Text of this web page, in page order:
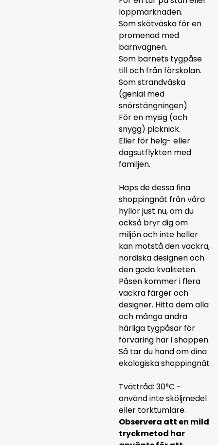
loppmarknaden.
Som skötväska för en
promenad med
barnvagnen.
Som barnets tygpåse
till och från förskolan.
Som strandväska
(genial med
snörstängningen).
För en mysig (och
snygg) picknick.
Eller för helg- eller
dagsutflykten med
familjen.
Haps de dessa fina
shoppingnät från våra
hyllor just nu, om du
också bryr dig om
miljön och inte heller
kan motstå den vackra,
nordiska designen och
den goda kvaliteten.
Påsen kommer i flera
vackra färger och
designer. Hitta dem alla
och många andra
härliga tygpåsar för
förvaring här i shoppen.
Så tar du hand om dina
ekologiska shoppingnät
Tvättråd: 30°C -
använd inte sköljmedel
eller torktumlare.
Observera att en mild
tryckmetod har